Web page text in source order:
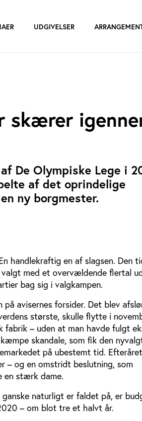
UDGIVELSER
skærer
De Olympiske Lege i
af det oprindelige
ny borgmester.
handlekraftig en af slagsen. Den
med et overvældende flertal
bag sig i valgkampen.
avisernes forsider. Det blev
største, skulle flytte i
– uden at man havde fulgt
skandale, som fik den
på ubestemt tid.
– og en omstridt beslutning, som
en stærk dame.
naturligt er faldet på, er
– om blot tre et halvt år.